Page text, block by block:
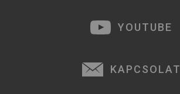
YOUTUBE
KAPCSOLAT